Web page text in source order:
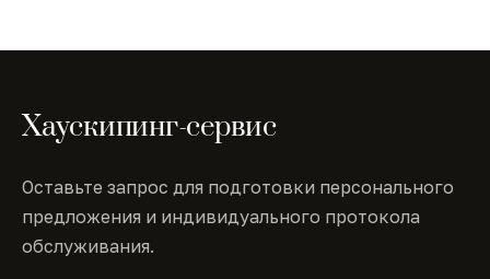
Хаускипинг-сервис
Оставьте запрос для подготовки персонального
предложения и индивидуального протокола
обслуживания.